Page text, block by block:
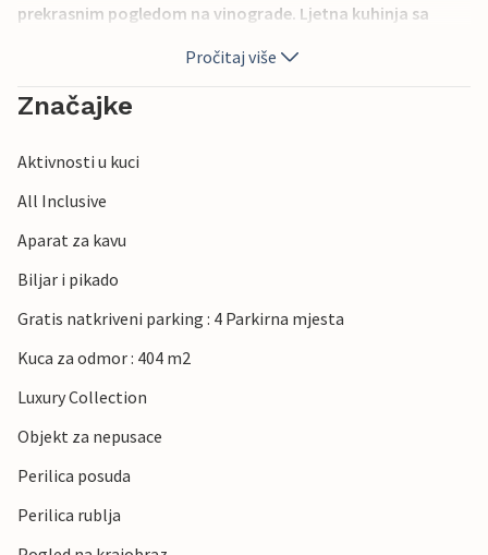
prekrasnim pogledom na vinograde. Ljetna kuhinja sa
vam i bicikli koje možete koristiti za istraživanje okolice.
Mališani u obitelji dobro će se zabaviti na igralištu. Uz
dječje igralište nalazi se multifunkcionalno igralište.
Makarske se može doći za manje od sat vremena vožnje
automobilom.
Pročitaj više
Značajke
Aktivnosti u kuci
All Inclusive
Aparat za kavu
Biljar i pikado
Gratis natkriveni parking : 4 Parkirna mjesta
Kuca za odmor : 404 m2
Luxury Collection
Objekt za nepusace
Perilica posuda
Perilica rublja